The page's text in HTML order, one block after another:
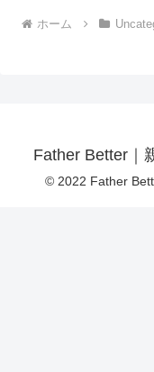
ホーム
Father Better｜
© 2022 Father